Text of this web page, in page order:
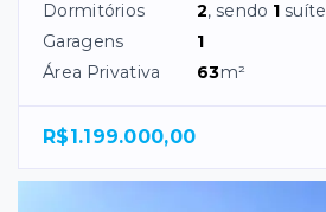
Dormitórios 2, sendo 1 suíte
Garagens
1
Área Privativa
63m²
R$1.199.000,00